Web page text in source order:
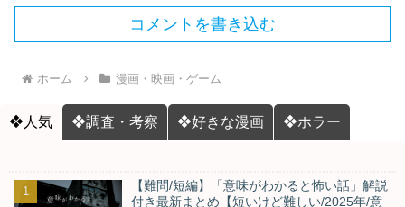
コメントを書き込む
ホーム 漫画・映画・ゲーム
❖人気 ❖調査・考察 ❖好きな漫画 ❖ホラー
【難問/短編】「意味がわかると怖い話」解説
付き最新まとめ【短いけど難しい/2025年/意